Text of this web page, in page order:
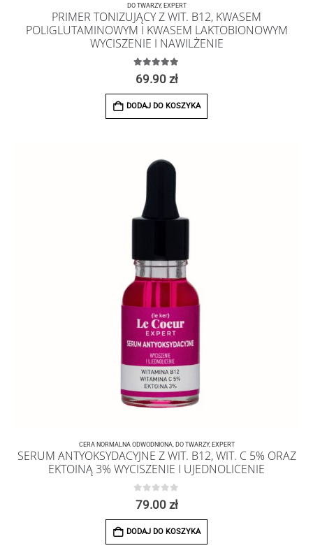
DO TWARZY, EXPERT
PRIMER TONIZUJĄCY Z WIT. B12, KWASEM
POLIGLUTAMINOWYM I KWASEM LAKTOBIONOWYM
WYCISZENIE I NAWILŻENIE
5.00 z 5
69.90 zł
DODAJ DO KOSZYKA
CERA NORMALNA ODWODNIONA, DO TWARZY, EXPERT
SERUM ANTYOKSYDACYJNE Z WIT. B12, WIT. C 5% ORAZ
EKTOINĄ 3% WYCISZENIE I UJEDNOLICENIE
0z 5
79.00 zł
DODAJ DO KOSZYKA